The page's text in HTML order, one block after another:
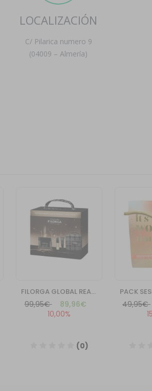
LOCALIZACIÓN
C/ Pilarica numero 9
(04009 – Almería)